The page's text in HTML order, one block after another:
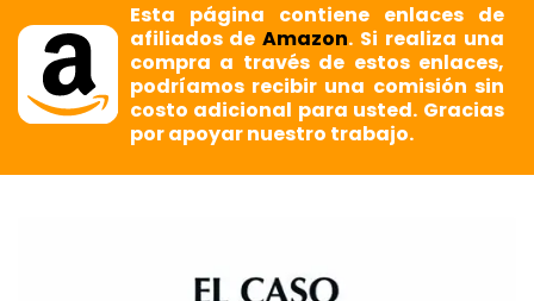
Esta página contiene enlaces de
afiliados deAmazon. Si realiza una
compra a través de estos enlaces,
podríamos recibir una comisión sin
costo adicional para usted. Gracias
por apoyar nuestro trabajo.